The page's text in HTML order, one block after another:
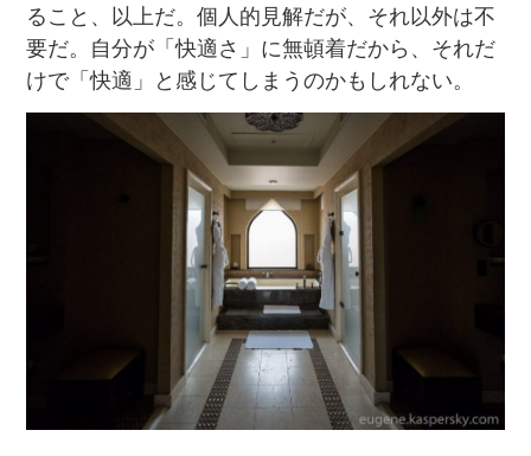
ること、以上だ。個人的見解だが、それ以外は不
要だ。自分が「快適さ」に無頓着だから、それだ
けで「快適」と感じてしまうのかもしれない。